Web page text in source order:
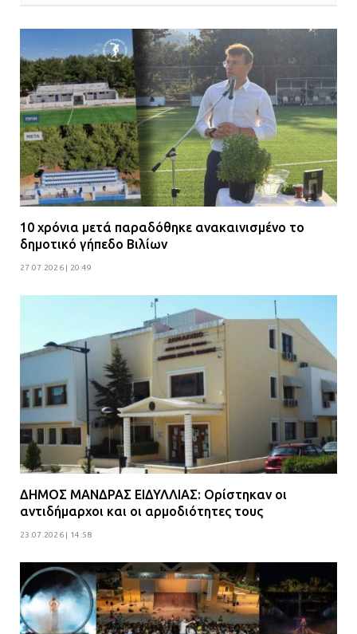
10 χρόνια μετά παραδόθηκε ανακαινισμένο το
δημοτικό γήπεδο Βιλίων
27.07.2026 | 20:49
ΔΗΜΟΣ ΜΑΝΔΡΑΣ ΕΙΔΥΛΛΙΑΣ: Ορίστηκαν οι
αντιδήμαρχοι και οι αρμοδιότητες τους
23.07.2026 | 14:58